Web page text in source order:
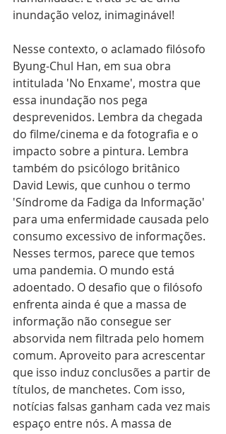
inundação veloz, inimaginável!
Nesse contexto, o aclamado filósofo
Byung-Chul Han, em sua obra
intitulada 'No Enxame', mostra que
essa inundação nos pega
desprevenidos. Lembra da chegada
do filme/cinema e da fotografia e o
impacto sobre a pintura. Lembra
também do psicólogo britânico
David Lewis, que cunhou o termo
'Síndrome da Fadiga da Informação'
para uma enfermidade causada pelo
consumo excessivo de informações.
Nesses termos, parece que temos
uma pandemia. O mundo está
adoentado. O desafio que o filósofo
enfrenta ainda é que a massa de
informação não consegue ser
absorvida nem filtrada pelo homem
comum. Aproveito para acrescentar
que isso induz conclusões a partir de
títulos, de manchetes. Com isso,
notícias falsas ganham cada vez mais
espaço entre nós. A massa de